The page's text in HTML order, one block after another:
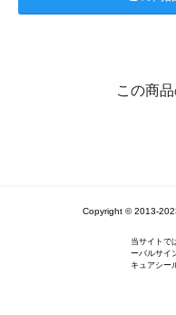
この商
Copyright © 2013-
当サイトで
ーバルサイ
キュアシー